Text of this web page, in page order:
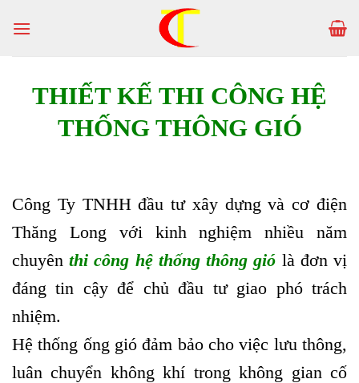
THIẾT KẾ THI CÔNG HỆ
THỐNG THÔNG GIÓ
Công Ty TNHH đầu tư xây dựng và cơ điện
Thăng Long với kinh nghiệm nhiều năm
chuyênthi công hệ thống thông gió là đơn vị
đáng tin cậy để chủ đầu tư giao phó trách
nhiệm.
Hệ thống ống gió đảm bảo cho việc lưu thông,
luân chuyển không khí trong không gian cố